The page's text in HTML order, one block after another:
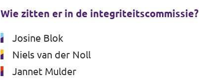
Wie zitten er in de integriteitscommissie?
Josine Blok
Niels van der Noll
Jannet Mulder